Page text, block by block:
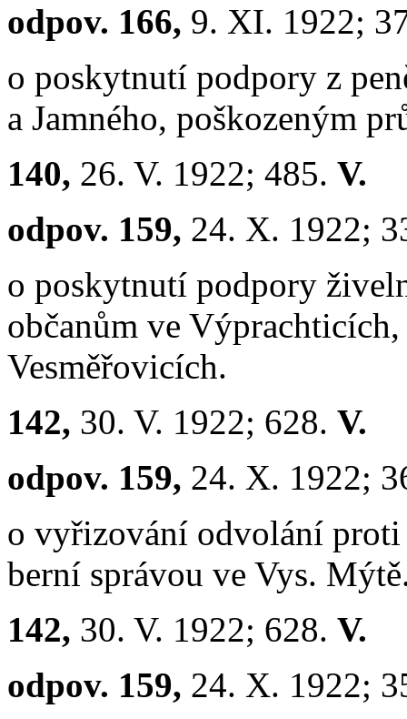
odpov. 166, 9. XI. 1922;
o poskytnutí podpory z
a Jamného, poškozeným
140, 26. V. 1922; 485. V.
odpov. 159, 24. X. 1922;
o poskytnutí podpory
občanům ve
Vesměřovicích.
142, 30. V. 1922; 628. V.
odpov. 159, 24. X. 1922;
o vyřizování odvolání
berní správou ve Vys.
142, 30. V. 1922; 628. V.
odpov. 159, 24. X. 1922;